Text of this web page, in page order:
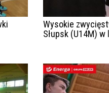
Wysokie
Słupsk (U14M)